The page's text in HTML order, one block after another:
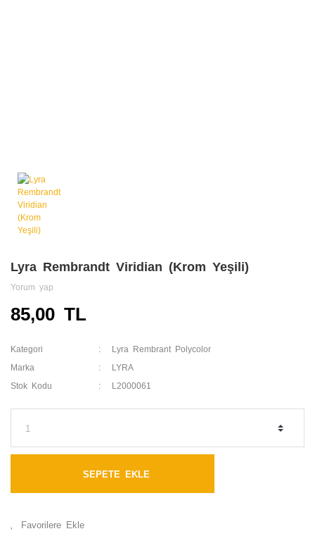
Lyra Rembrandt Viridian (Krom Yeşili)
Yorum yap
85,00 TL
Kategori Lyra Rembrant Polycolor
Marka LYRA
Stok Kodu L2000061
SEPETE EKLE